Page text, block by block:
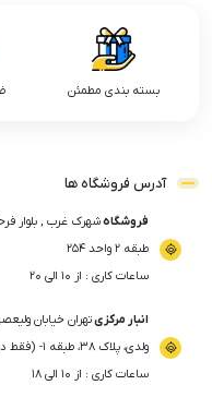
بسته بندی مطمئن
آدرس فروشگاه ها
فروشگاهشهرک غرب , بلوار
طبقه ۲ واحد ۲۵۴
ساعات کاری : از ۱۰ الی ۲۰
انبار مرکزیتهران خیابان
ولدی، پلاک ۳۸، طبقه ۱- (فقط دریافت کالا با هماهنگی قبلی)
ساعات کاری : از ۱۰ الی ۱۸